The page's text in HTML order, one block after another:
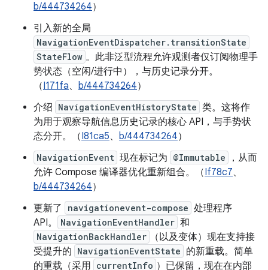
b/444734264）
引入新的全局
NavigationEventDispatcher.transitionState
StateFlow 。此非泛型流程允许观测者仅订阅物理手
势状态（空闲/进行中），与历史记录分开。
（I171fa、 b/444734264）
介绍 NavigationEventHistoryState 类。这将作
为用于观察导航信息历史记录的核心 API，与手势状
态分开。（I81ca5、 b/444734264）
NavigationEvent 现在标记为 @Immutable
，从而
允许 Compose 编译器优化重新组合。（If78c7、
b/444734264）
更新了
navigationevent-compose 处理程序
API。
NavigationEventHandler 和
NavigationBackHandler
（以及变体）现在支持接
受提升的 NavigationEventState 的新重载。简单
的重载（采用 currentInfo ）已保留，现在在内部